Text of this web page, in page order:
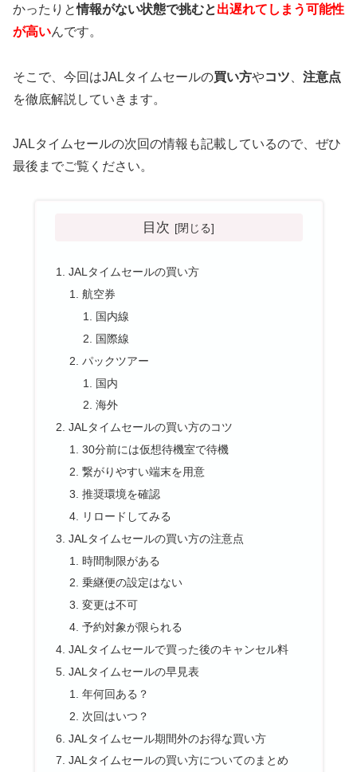
かったりと情報がない状態で挑むと出遅れてしまう可能性
が高いんです。
そこで、今回はJALタイムセールの買い方やコツ
注意点
を徹底解説していきます。
JALタイムセールの次回の情報も記載しているので、ぜひ
最後までご覧ください。
目次
JALタイムセールの買い方
航空券
国内線
国際線
パックツアー
国内
海外
JALタイムセールの買い方のコツ
30分前には仮想待機室で待機
繋がりやすい端末を用意
推奨環境を確認
リロードしてみる
JALタイムセールの買い方の注意点
時間制限がある
乗継便の設定はない
変更は不可
予約対象が限られる
JALタイムセールで買った後のキャンセル料
JALタイムセールの早見表
年何回ある？
次回はいつ？
JALタイムセール期間外のお得な買い方
JALタイムセールの買い方についてのまとめ